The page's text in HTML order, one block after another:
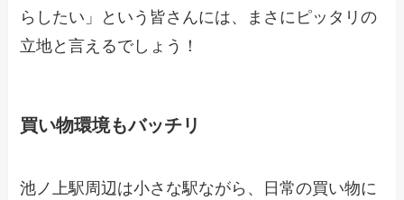
らしたい」という皆さんには、まさにピッタリの
立地と言えるでしょう！
買い物環境もバッチリ
池ノ上駅周辺は小さな駅ながら、日常の買い物に